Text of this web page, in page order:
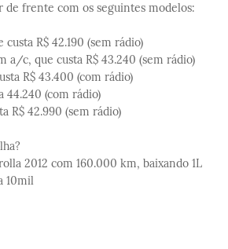
de frente com os seguintes modelos:
custa R$ 42.190 (sem rádio)
a/c, que custa R$ 43.240 (sem rádio)
R$ 43.400 (com rádio)
44.240 (com rádio)
R$ 42.990 (sem rádio)
2012 com 160.000 km, baixando 1L
10mil